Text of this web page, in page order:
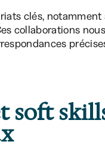
clés, notamment
collaborations
soft